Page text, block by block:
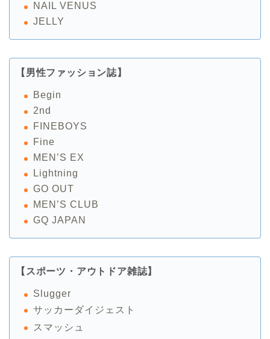
NAIL VENUS
JELLY
【男性ファッション誌】
Begin
2nd
FINEBOYS
Fine
MEN’S EX
Lightning
GO OUT
MEN’S CLUB
GQ JAPAN
【スポーツ・アウトドア雑誌】
Slugger
サッカーダイジェスト
スマッシュ